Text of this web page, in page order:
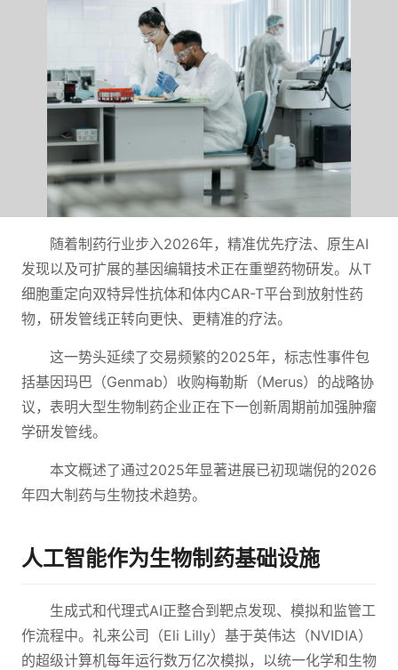
随着制药行业步入2026年，精准优先疗法、原生AI
发现以及可扩展的基因编辑技术正在重塑药物研发。从T
细胞重定向双特异性抗体和体内CAR-T平台到放射性药
物，研发管线正转向更快、更精准的疗法。
这一势头延续了交易频繁的2025年，标志性事件包
括基因玛巴（Genmab）收购梅勒斯（Merus）的战略协
议，表明大型生物制药企业正在下一创新周期前加强肿瘤
学研发管线。
本文概述了通过2025年显著进展已初现端倪的2026
年四大制药与生物技术趋势。
人工智能作为生物制药基础设施
生成式和代理式AI正整合到靶点发现、模拟和监管工
作流程中。礼来公司（Eli Lilly）基于英伟达（NVIDIA）
的超级计算机每年运行数万亿次模拟，以统一化学和生物